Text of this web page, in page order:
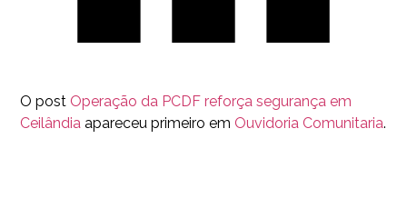
O post Operação da PCDF reforça segurança em
Ceilândia apareceu primeiro em Ouvidoria Comunitaria.